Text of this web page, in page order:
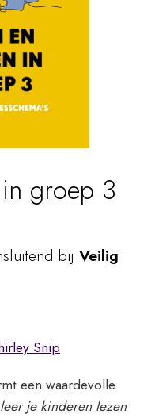
groep 3
bij Veilig
Snip
een waardevolle
je kinderen lezen